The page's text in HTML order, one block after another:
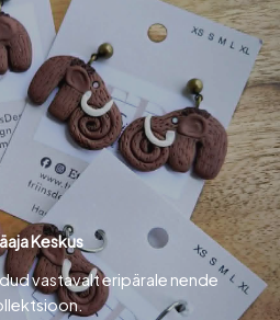
Keskus
vastavalt eripärale nende